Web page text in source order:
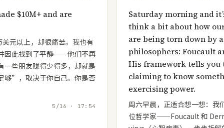
$10M+ and are
元以上，却很痛苦。我也有
因此找到了平静——他们不再
一些朋友赚得少得多，却就是
够”，取决于你自己。你是否
5/16 · 17:54
accelerating the boom
Saturday morning and
think a bit about how
are being torn down by
philosophers: Foucault
His framework tells
claiming to know
exercising power.
周六早晨，正适合想一想：我
位哲学家——Foucault 和